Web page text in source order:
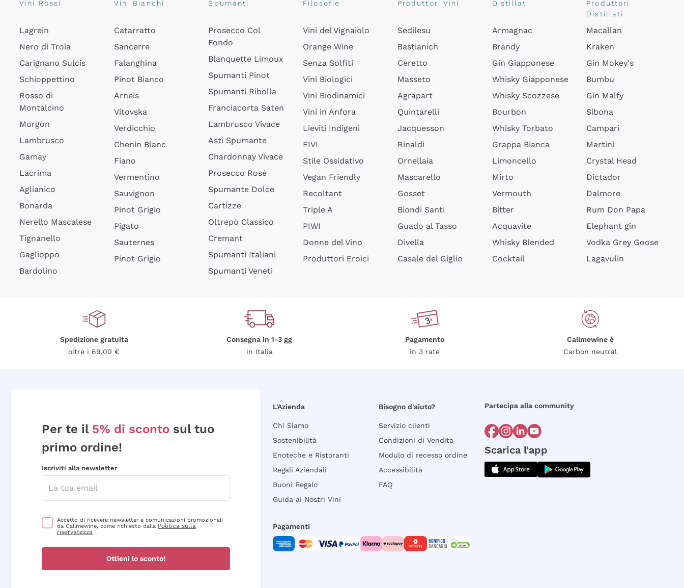
Vini Rossi
Lagrein
Nero di Troia
Carignano Sulcis
Schioppettino
Rosso di
Montalcino
Morgon
Lambrusco
Gamay
Lacrima
Aglianico
Bonarda
Nerello Mascalese
Tignanello
Gaglioppo
Bardolino
Vini Bianchi
Catarratto
Sancerre
Falanghina
Pinot Bianco
Arneis
Vitovska
Verdicchio
Chenin Blanc
Fiano
Vermentino
Sauvignon
Pinot Grigio
Pigato
Sauternes
Pinot Grigio
Spumanti
Prosecco Col
Fondo
Blanquette Limoux
Spumanti Pinot
Spumanti Ribolla
Franciacorta Saten
Lambrusco Vivace
Asti Spumante
Chardonnay Vivace
Prosecco Rosé
Spumante Dolce
Cartizze
Oltrepò Classico
Cremant
Spumanti Italiani
Spumanti Veneti
Filosofie
Vini del Vignaiolo
Orange Wine
Senza Solfiti
Vini Biologici
Vini Biodinamici
Vini in Anfora
Lieviti Indigeni
FIVI
Stile Ossidativo
Vegan Friendly
Recoltant
Triple A
PIWI
Donne del Vino
Produttori Eroici
Produttori Vini
Sedilesu
Bastianich
Ceretto
Masseto
Agrapart
Quintarelli
Jacquesson
Rinaldi
Ornellaia
Mascarello
Gosset
Biondi Santi
Guado al Tasso
Divella
Casale del Giglio
Distillati
Armagnac
Brandy
Gin Giapponese
Whisky Giapponese
Whisky Scozzese
Bourbon
Whisky Torbato
Grappa Bianca
Limoncello
Mirto
Vermouth
Bitter
Acquavite
Whisky Blended
Cocktail
Produttori
Distillati
Macallan
Kraken
Gin Mokey's
Bumbu
Gin Malfy
Sibona
Campari
Martini
Crystal Head
Dictador
Dalmore
Rum Don Papa
Elephant gin
Vodka Grey Goose
Lagavulin
Spedizione gratuita
oltre i 69,00 €
Consegna in 1-3 gg
in Italia
Pagamento
in 3 rate
Callmewine è
Carbon neutral
Per te il 5% di sconto sul tuo
primo ordine!
Iscriviti alla newsletter
Accetto di ricevere newsletter e comunicazioni promozionali
da Callmewine, come richiesto dalla Politica sulla
riservatezza
Ottieni lo sconto!
L'Azienda
Chi Siamo
Sostenibilità
Enoteche e Ristoranti
Regali Aziendali
Buoni Regalo
Guida ai Nostri Vini
Bisogno d'aiuto?
Servizio clienti
Condizioni di Vendita
Modulo di recesso ordine
Accessibilità
FAQ
Partecipa alla community
Scarica l'app
Pagamenti